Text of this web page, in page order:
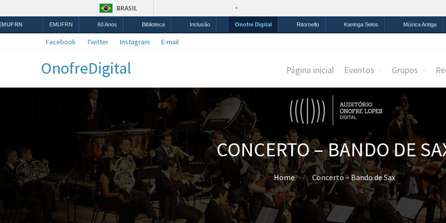
BRASIL
Simplifique!
Comunica BR Participe Acesso à
EMUFRN 60 Anos Biblioteca Inclusão Onofre Digital Ritornello Kaninga Selos Música Antiga
Facebook Twitter Instagram E-mail
OnofreDigital Página inicial Eventos Grupos
CONCERTO – BANDO DE
Home Concerto – Bando de Sax